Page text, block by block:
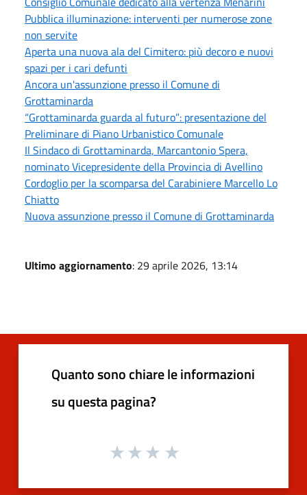
Pubblica illuminazione: interventi per numerose zone
non servite
Aperta una nuova ala del Cimitero: più decoro e nuovi
spazi per i cari defunti
Ancora un'assunzione presso il Comune di
Grottaminarda
“Grottaminarda guarda al futuro”: presentazione del
Preliminare di Piano Urbanistico Comunale
Il Sindaco di Grottaminarda, Marcantonio Spera,
nominato Vicepresidente della Provincia di Avellino
Cordoglio per la scomparsa del Carabiniere Marcello Lo
Chiatto
Nuova assunzione presso il Comune di Grottaminarda
Ultimo aggiornamento: 29 aprile 2026, 13:14
Quanto sono chiare le informazioni
su questa pagina?